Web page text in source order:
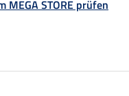
MEGA STORE prüfen